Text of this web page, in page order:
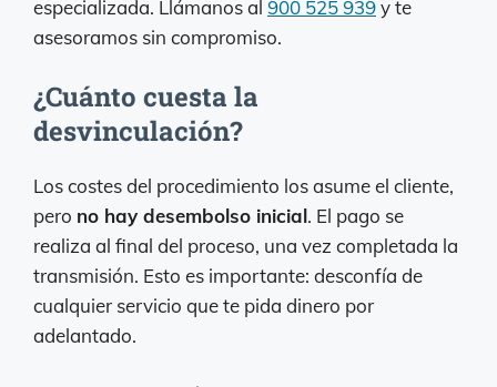
especializada. Llámanos al 900 525 939y te
asesoramos sin compromiso.
¿Cuánto cuesta la
desvinculación?
Los costes del procedimiento los asume el cliente,
pero no hay desembolso inicial. El pago se
realiza al final del proceso, una vez completada la
transmisión. Esto es importante: desconfía de
cualquier servicio que te pida dinero por
adelantado.